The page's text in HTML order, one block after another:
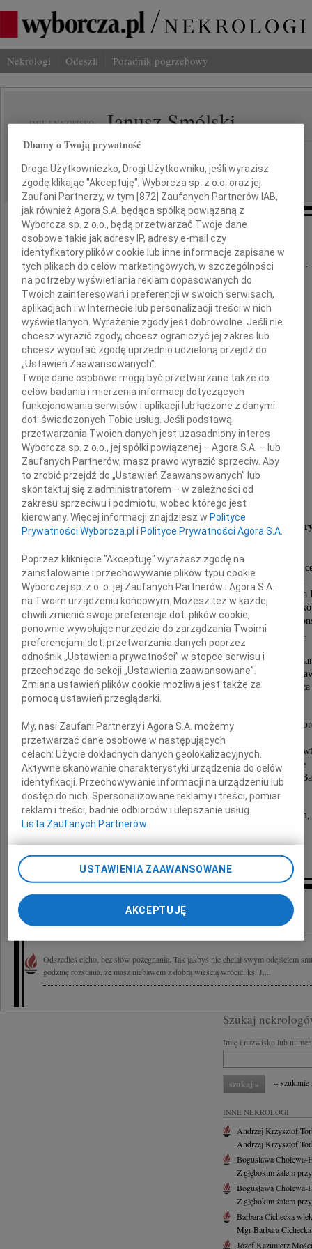
Nekrologi Odeszli Poradnik pogrzebowy
IMIĘ I NAZWISKO: Janusz Smólski
DATA EMISJI: 09.08.2021
Odszedłeś cicho, bez słów pożegnania.
Tak jakbyś nie chciał swym odejściem smucić...
tak jakbyś wierzył w godzinę rozstania,
że masz niebawem z dobrą wieścią wrócić.
ks. J. Twardowski
Z głębokim żalem zawiadamiamy,
przeżywszy 92 lata,
odszedł od nas Nestor rodziny
Janusz Smólski
architekt, konserwator zabytków
Urodzony w 1929 roku w Siedlcach, absolwent
Nowodworskiego i Politechniki Krakowskiej.
Odznaczony Krzyżem Oficerskim Orderu Odrodzenia
Długoletni członek Społecznego Komitetu Odnowy
pracownik między innymi Wojewódzkiej Pracowni
Zabytków i Zamku Królewskiego na Wawelu.
Były Wojewódzki Konserwator Zabytków.
Odbudowa, konserwacja i renowacja zabytków była jego
i pasją. Na przestrzeni wielu lat swojej bogatej pracy
zrealizował liczne projekty konserwatorskie w kraju i za
Nabożeństwo żałobne odprawione zostanie we
10 sierpnia 2021 roku, o godzinie 13:00,
w Kaplicy na Cmentarzu Salwatorskim w
po czym odprowadzimy Zmarłego na miejsce
wiecznego spoczynku, obok swojej ukochanej żony
Żegnamy Cię Kochany z ogromnym smutkiem,
Rodzina
Kondolencje
Odszedłeś cicho, bez słów pożegnania. Tak jakbyś nie chciał swym odejściem
godzinę rozstania, że masz niebawem z dobrą wieścią wrócić. ks. J....
Szukaj
Imię i nazwisko lub numer
+ szukanie
INNE NEKROLOGI
Andrzej Krzysztof
Andrzej Krzysztof
Bogusława
Z głębokim żalem
Bogusława
Z głębokim żalem
Barbara Cichecka
Mgr Barbara
Józef Kazimierz
Dbamy o Twoją prywatność
Droga Użytkowniczko, Drogi Użytkowniku, jeśli wyrazisz
zgodę klikając "Akceptuję", Wyborcza sp. z o.o. oraz jej
Zaufani Partnerzy, w tym [872 ] Zaufanych Partnerów IAB,
jak również Agora S.A. będąca spółką powiązaną z
Wyborcza sp. z o.o., będą przetwarzać Twoje dane
osobowe takie jak adresy IP, adresy e-mail czy
identyfikatory plików cookie lub inne informacje zapisane w
tych plikach do celów marketingowych, w szczególności
na potrzeby wyświetlania reklam dopasowanych do
Twoich zainteresowań i preferencji w swoich serwisach,
aplikacjach i w Internecie lub personalizacji treści w nich
wyświetlanych. Wyrażenie zgody jest dobrowolne. Jeśli nie
chcesz wyrazić zgody, chcesz ograniczyć jej zakres lub
chcesz wycofać zgodę uprzednio udzieloną przejdź do
„Ustawień Zaawansowanych”.
Twoje dane osobowe mogą być przetwarzane także do
celów badania i mierzenia informacji dotyczących
funkcjonowania serwisów i aplikacji lub łączone z danymi
dot. świadczonych Tobie usług. Jeśli podstawą
przetwarzania Twoich danych jest uzasadniony interes
Wyborcza sp. z o.o., jej spółki powiązanej – Agora S.A. – lub
Zaufanych Partnerów, masz prawo wyrazić sprzeciw. Aby
to zrobić przejdź do „Ustawień Zaawansowanych” lub
skontaktuj się z administratorem – w zależności od
zakresu sprzeciwu i podmiotu, wobec którego jest
kierowany. Więcej informacji znajdziesz w Polityce
Prywatności Wyborcza.pl i Polityce Prywatności Agora S.A.
Poprzez kliknięcie "Akceptuję" wyrażasz zgodę na
zainstalowanie i przechowywanie plików typu cookie
Wyborczej sp. z o. o. jej Zaufanych Partnerów i Agora S.A.
na Twoim urządzeniu końcowym. Możesz też w każdej
chwili zmienić swoje preferencje dot. plików cookie,
ponownie wywołując narzędzie do zarządzania Twoimi
preferencjami dot. przetwarzania danych poprzez
odnośnik „Ustawienia prywatności” w stopce serwisu i
przechodząc do sekcji „Ustawienia zaawansowane”.
Zmiana ustawień plików cookie możliwa jest także za
pomocą ustawień przeglądarki.
My, nasi Zaufani Partnerzy i Agora S.A. możemy
przetwarzać dane osobowe w następujących
celach:Użycie dokładnych danych geolokalizacyjnych.
Aktywne skanowanie charakterystyki urządzenia do celów
identyfikacji. Przechowywanie informacji na urządzeniu lub
dostęp do nich. Spersonalizowane reklamy i treści, pomiar
reklam i treści, badnie odbiorców i ulepszanie usług.
Lista Zaufanych Partnerów
USTAWIENIA ZAAWANSOWANE
AKCEPTUJĘ